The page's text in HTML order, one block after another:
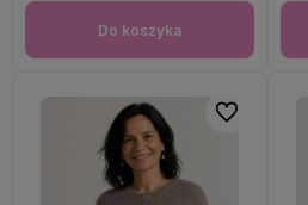
Do koszyka
Do ulubionych